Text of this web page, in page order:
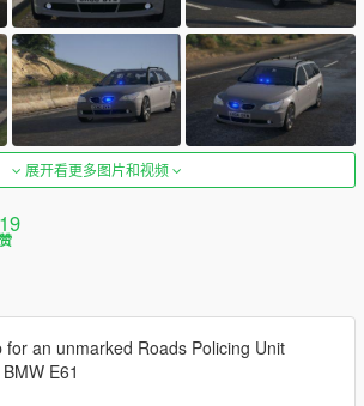
展开看更多图片和视频
19
赞
for an unmarked Roads Policing Unit
E61